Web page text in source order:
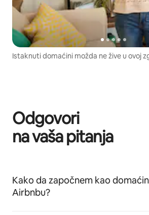
Istaknuti domaćini možda ne žive u ovoj
Odgovori
na vaša pitanja
Kako da započnem kao
Airbnbu?